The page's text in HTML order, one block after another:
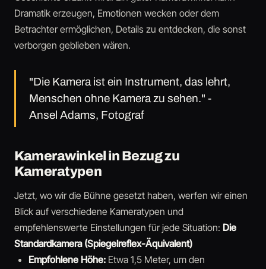
Dramatik erzeugen, Emotionen wecken oder dem
Betrachter ermöglichen, Details zu entdecken, die sonst
verborgen geblieben wären.
"Die Kamera ist ein Instrument, das lehrt,
Menschen ohne Kamera zu sehen." -
Ansel Adams, Fotograf
Kamerawinkel in Bezug zu
Kameratypen
Jetzt, wo wir die Bühne gesetzt haben, werfen wir einen
Blick auf verschiedene Kameratypen und
empfehlenswerte Einstellungen für jede Situation: Die
Standardkamera (Spiegelreflex-Äquivalent)
Empfohlene Höhe: Etwa 1,5 Meter, um den